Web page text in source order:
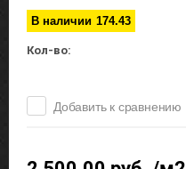
В наличии 174.43
Кол-во:
Добавить к сравнению